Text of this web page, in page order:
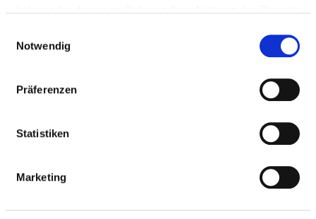
Notwendig
Präferenzen
Statistiken
Marketing
ANTIBIOTIKATHERAPIE UND